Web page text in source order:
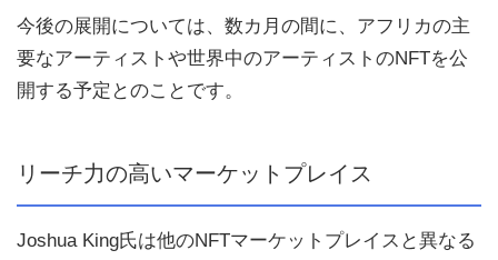
今後の展開については、数カ月の間に、アフリカの主
要なアーティストや世界中のアーティストのNFTを公
開する予定とのことです。
リーチ力の高いマーケットプレイス
Joshua King氏は他のNFTマーケットプレイスと異なる